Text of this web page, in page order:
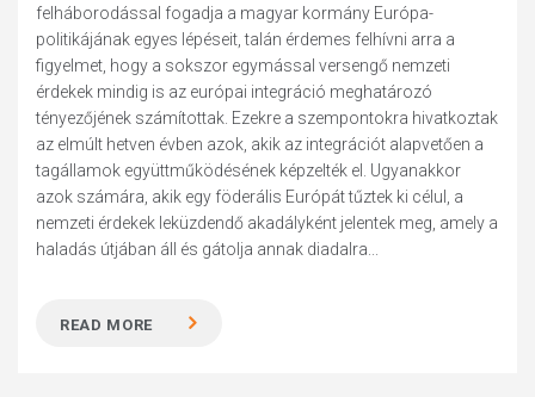
felháborodással fogadja a magyar kormány Európa-
politikájának egyes lépéseit, talán érdemes felhívni arra a
figyelmet, hogy a sokszor egymással versengő nemzeti
érdekek mindig is az európai integráció meghatározó
tényezőjének számítottak. Ezekre a szempontokra hivatkoztak
az elmúlt hetven évben azok, akik az integrációt alapvetően a
tagállamok együttműködésének képzelték el. Ugyanakkor
azok számára, akik egy föderális Európát tűztek ki célul, a
nemzeti érdekek leküzdendő akadályként jelentek meg, amely a
haladás útjában áll és gátolja annak diadalra...
READ MORE